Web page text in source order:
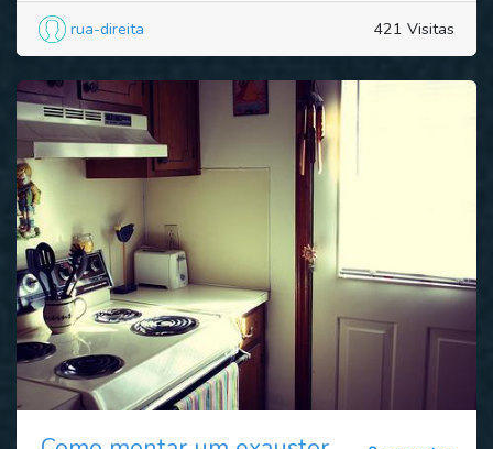
rua-direita 421 Visitas